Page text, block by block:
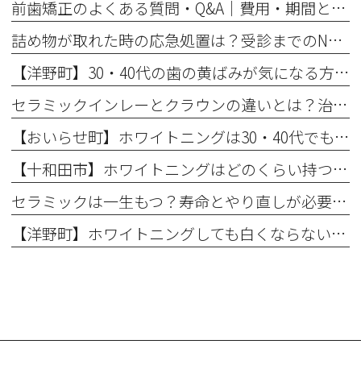
前歯矯正のよくある質問・Q&A｜費用・期間と部分矯正の適応を解説
詰め物が取れた時の応急処置は？受診までのNG行動と放置リスク
【洋野町】30・40代の歯の黄ばみが気になる方へ｜ホワイトニングで変わる歯と印象
セラミックインレーとクラウンの違いとは？治療範囲別に適した選択肢を解説
【おいらせ町】ホワイトニングは30・40代でも効果ある？年代別の特徴と始める前に知っておきたいこと
【十和田市】ホワイトニングはどのくらい持つ？持続期間と長持ちさせるコツ
セラミックは一生もつ？寿命とやり直しが必要になるケース
【洋野町】ホワイトニングしても白くならない理由とは？効果が出にくい人の特徴